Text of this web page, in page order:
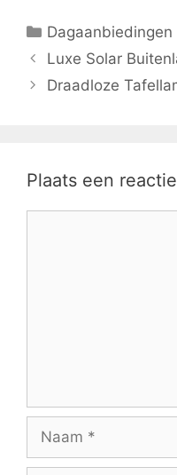
Categorieën
Dagaanbiedingen
Luxe Solar
Draadloze
Plaats een reactie
Naam